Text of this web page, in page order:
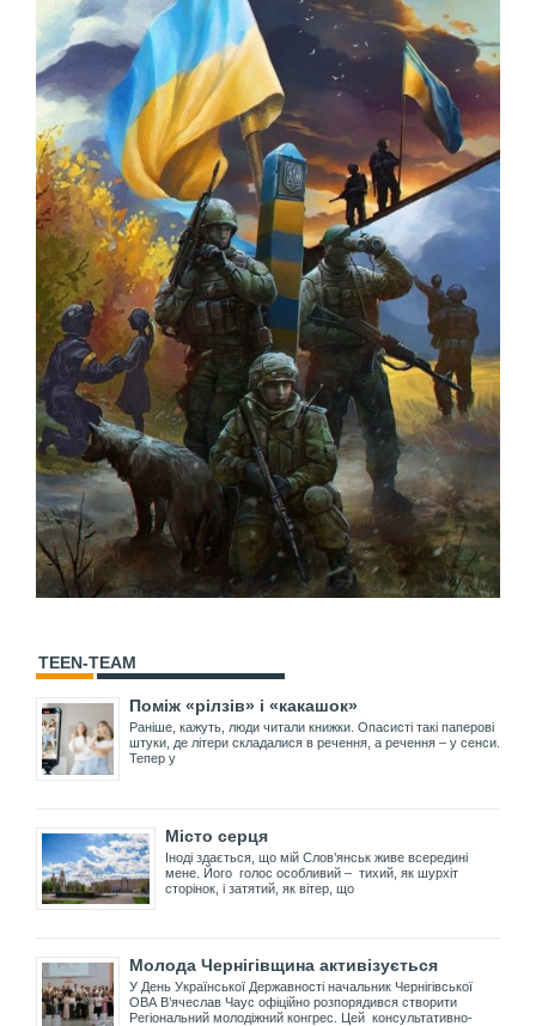
TEEN-TEAM
Поміж «рілзів» і «какашок»
Раніше, кажуть, люди читали книжки. Опасисті такі паперові
штуки, де літери складалися в речення, а речення – у сенси.
Тепер у
Місто серця
Іноді здається, що мій Слов’янськ живе всередині
мене. Його голос особливий – тихий, як шурхіт
сторінок, і затятий, як вітер, що
Молода Чернігівщина активізується
У День Української Державності начальник Чернігівської
ОВА В’ячеслав Чаус офіційно розпорядився створити
Регіональний молодіжний конгрес. Цей консультативно-